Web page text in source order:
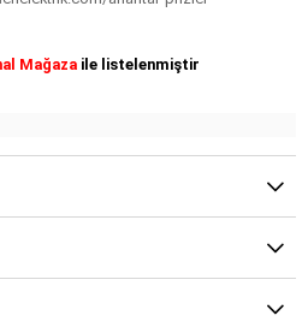
Mağaza ile listelenmiştir